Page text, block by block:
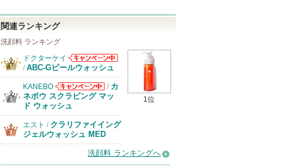
関連ランキング
洗顔料 ランキング
1位
ドクターケイ
ドクターケイか
らのお知らせが
あります
/ ABC-Gピールウォッシュ
KANEBO
KANEBOから
のお知らせがあ
/ カ
ネボウ スクラビング マッ
ド ウォッシュ
エスト / クラリファイイング
ジェルウォッシュ MED
洗顔料 ランキングへ